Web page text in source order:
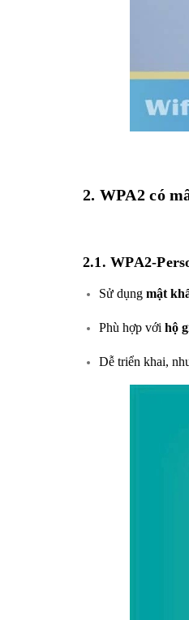
2. WPA2 có
2.1.WPA2-
Sử dụng mật
Phù hợp với hộ
Dễ triển khai,